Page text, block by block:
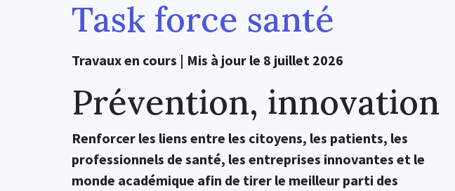
Task force santé
Travaux en cours | Mis à jour le 8 juillet 2026
Prévention, innovation
Renforcer les liens entre les citoyens, les patients, les
professionnels de santé, les entreprises innovantes et le
monde académique afin de tirer le meilleur parti des